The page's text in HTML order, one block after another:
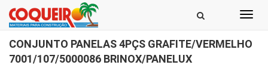
CONJUNTO PANELAS 4PÇS GRAFITE/VERMELHO
7001/107/5000086 BRINOX/PANELUX